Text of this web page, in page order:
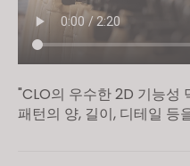
"CLO의 우수한 2D 기능성
패턴의 양, 길이, 디테일 등